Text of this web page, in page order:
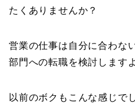
たくありませんか？
営業の仕事は自分に合わな
部門への転職を検討します
以前のボクもこんな感じで